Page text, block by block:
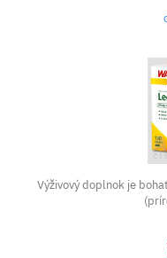
Výživový doplnok je